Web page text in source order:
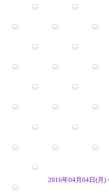
2016年04月04日(月)